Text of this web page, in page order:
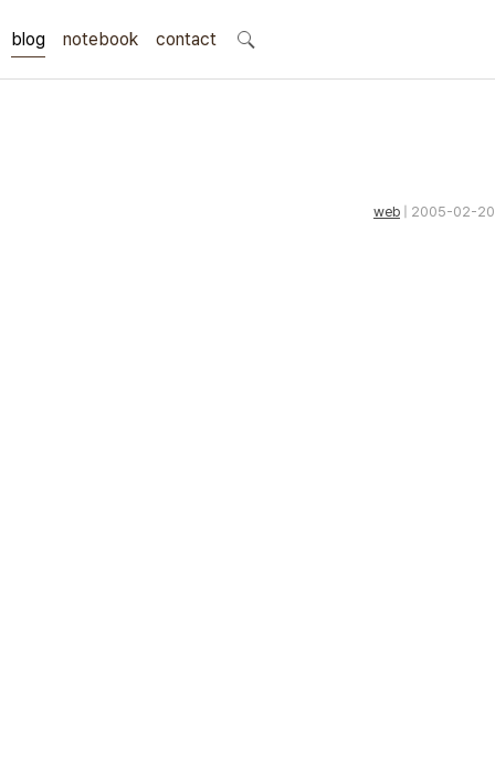
blog notebook contact
search
web | 2005-02-20